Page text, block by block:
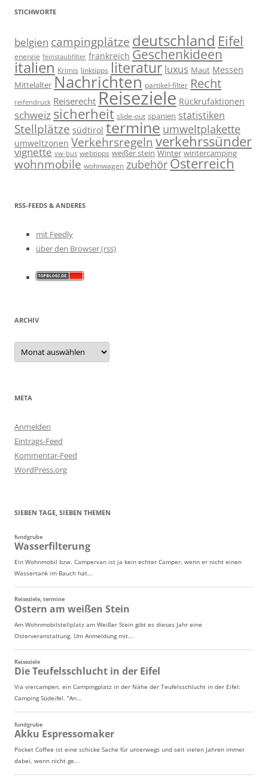
STICHWORTE
belgien campingplätze deutschland Eifel
energie feinstaubfilter frankreich Geschenkideen
italien Krimis linktipps literatur luxus Maut Messen
Mittelalter Nachrichten partikel-filter Recht
reifendruck Reiserecht Reiseziele Rückrufaktionen
schweiz sicherheit slide-out spanien statistiken
Stellplätze südtirol termine umweltplakette
umweltzonen Verkehrsregeln verkehrssünder
vignette vw-bus webtipps weißer stein Winter wintercamping
wohnmobile wohnwagen zubehör Österreich
RSS-FEEDS & ANDERES
mit Feedly
über den Browser (rss)
ARCHIV
Archiv
META
Anmelden
Eintrags-Feed
Kommentar-Feed
WordPress.org
SIEBEN TAGE, SIEBEN THEMEN